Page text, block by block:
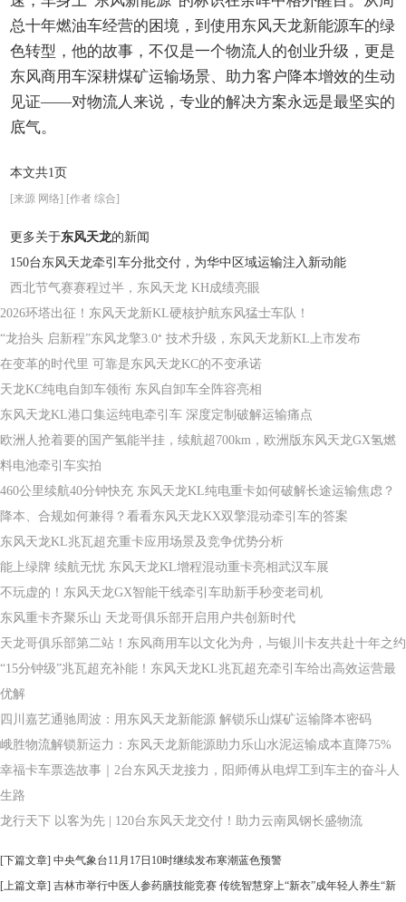
总十年燃油车经营的困境，到使用东风天龙新能源车的绿
色转型，他的故事，不仅是一个物流人的创业升级，更是
东风商用车深耕煤矿运输场景、助力客户降本增效的生动
见证——对物流人来说，专业的解决方案永远是最坚实的
底气。
本文共1页
[来源 网络] [作者 综合]
更多关于东风天龙的新闻
150台东风天龙牵引车分批交付，为华中区域运输注入新动能
西北节气赛赛程过半，东风天龙 KH成绩亮眼
2026环塔出征！东风天龙新KL硬核护航东风猛士车队！
“龙抬头 启新程”东风龙擎3.0⁺ 技术升级，东风天龙新KL上市发布
在变革的时代里 可靠是东风天龙KC的不变承诺
天龙KC纯电自卸车领衔 东风自卸车全阵容亮相
东风天龙KL港口集运纯电牵引车 深度定制破解运输痛点
欧洲人抢着要的国产氢能半挂，续航超700km，欧洲版东风天龙GX氢燃
料电池牵引车实拍
460公里续航40分钟快充 东风天龙KL纯电重卡如何破解长途运输焦虑？
降本、合规如何兼得？看看东风天龙KX双擎混动牵引车的答案
东风天龙KL兆瓦超充重卡应用场景及竞争优势分析
能上绿牌 续航无忧 东风天龙KL增程混动重卡亮相武汉车展
不玩虚的！东风天龙GX智能干线牵引车助新手秒变老司机
东风重卡齐聚乐山 天龙哥俱乐部开启用户共创新时代
天龙哥俱乐部第二站！东风商用车以文化为舟，与银川卡友共赴十年之约
“15分钟级”兆瓦超充补能！东风天龙KL兆瓦超充牵引车给出高效运营最
优解
四川嘉艺通驰周波：用东风天龙新能源 解锁乐山煤矿运输降本密码
峨胜物流解锁新运力：东风天龙新能源助力乐山水泥运输成本直降75%
幸福卡车票选故事｜2台东风天龙接力，阳师傅从电焊工到车主的奋斗人
生路
龙行天下 以客为先 | 120台东风天龙交付！助力云南凤钢长盛物流
[下篇文章] 中央气象台11月17日10时继续发布寒潮蓝色预警
[上篇文章] 吉林市举行中医人参药膳技能竞赛 传统智慧穿上“新衣”成年轻人养生“新